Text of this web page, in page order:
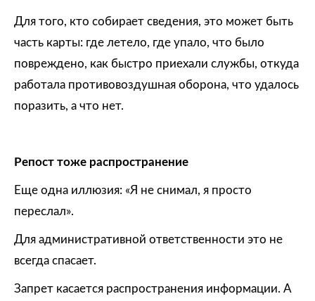
Для того, кто собирает сведения, это может быть
часть карты: где летело, где упало, что было
повреждено, как быстро приехали службы, откуда
работала противовоздушная оборона, что удалось
поразить, а что нет.
Репост тоже распространение
Еще одна иллюзия: «Я не снимал, я просто
переслал».
Для административной ответственности это не
всегда спасает.
Запрет касается распространения информации. А